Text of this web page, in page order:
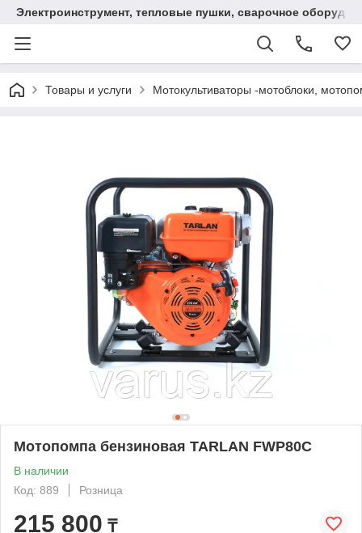
Электроинструмент, тепловые пушки, сварочное
Товары и услуги Мотокультиваторы -мотоблоки,
Мотопомпа бензиновая TARLAN FWP80C
В наличии
Код: 889
Розница
215 800 ₸